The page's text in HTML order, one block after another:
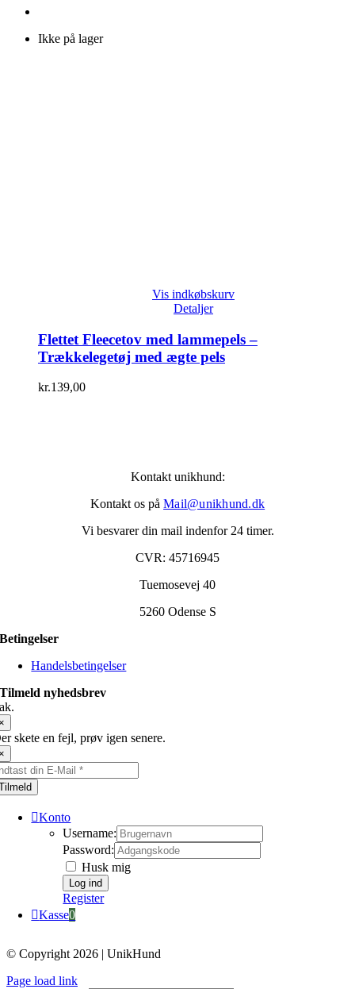
Ikke på lager
Vis indkøbskurv
Detaljer
Flettet Fleecetov med lammepels –
Trækkelegetøj med ægte pels
kr.139,00
Kontakt unikhund:
Kontakt os på Mail@unikhund.dk
Vi besvarer din mail indenfor 24 timer.
CVR: 45716945
Tuemosevej 40
5260 Odense S
Betingelser
Handelsbetingelser
Tilmeld nyhedsbrev
skete en fejl, prøv igen senere.
Konto
Username:
Password:
Husk mig
Register
Kasse0
© Copyright 2026 | UnikHund
Page load link